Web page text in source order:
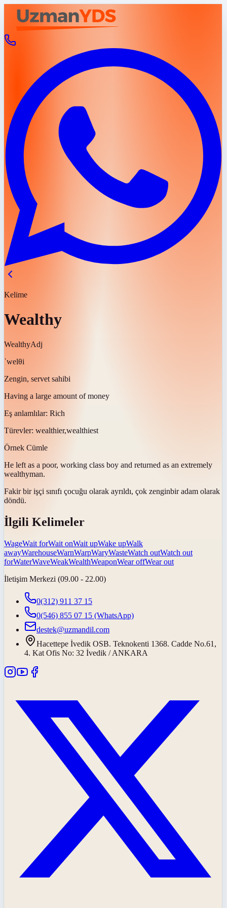
Kelime
Wealthy
WealthyAdj
ˈwelθi
Zengin, servet sahibi
Having a large amount of money
Eş anlamlılar: Rich
Türevler: wealthier,wealthiest
Örnek Cümle
He left as a poor, working class boy and returned as an extremely
wealthyman.
Fakir bir işçi sınıfı çocuğu olarak ayrıldı, çok zenginbir adam olarak
döndü.
İlgili Kelimeler
WageWait forWait onWait upWake upWalk
awayWarehouseWarnWarpWaryWasteWatch outWatch out
forWaterWaveWeakWealthWeaponWear offWear out
İletişim Merkezi (09.00 - 22.00)
0(312) 911 37 15
0(546) 855 07 15 (WhatsApp)
destek@uzmandil.com
Hacettepe İvedik OSB. Teknokenti 1368. Cadde No.61,
4. Kat Ofis No: 32 İvedik / ANKARA